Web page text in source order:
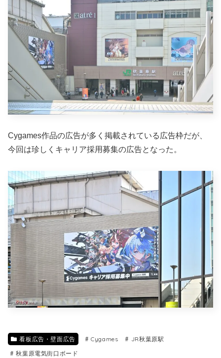
Cygames作品の広告が多く掲載されている広告枠だが、
今回は珍しくキャリア採用募集の広告となった。
看板広告・壁面広告 Cygames
JR秋葉原駅
秋葉原電気街口ボード